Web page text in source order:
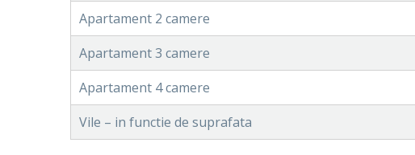
Apartament 2 camere
Apartament 3 camere
Apartament 4 camere
Vile – in functie de suprafata